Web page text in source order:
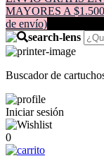
MAYORES A
de envío)
Buscador de
Iniciar sesión
0